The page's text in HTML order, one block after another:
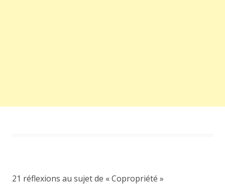
21 réflexions au sujet de «Copropriété »